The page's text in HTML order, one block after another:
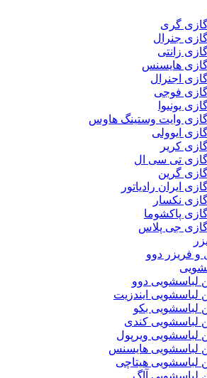
گری
جنرال
زانتی
هایسنس
اجنرال
فوجی
یونیوا
وایت وستینگ هاوس
ایوولی
کریر
تی سی ال
گرین
ایران رادیاتور
نکسار
پاکشوما
جی پلاس
و فریزر دوو
لباسشویی دوو
لباسشویی ایندزیت
لباسشویی بکو
لباسشویی کندی
لباسشویی ویرپول
لباسشویی هایسنس
لباسشویی هیتاچی
لباسشویی آاگ